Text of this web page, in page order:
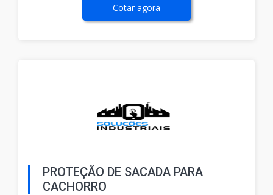
Cotar agora
PROTEÇÃO DE SACADA PARA
CACHORRO